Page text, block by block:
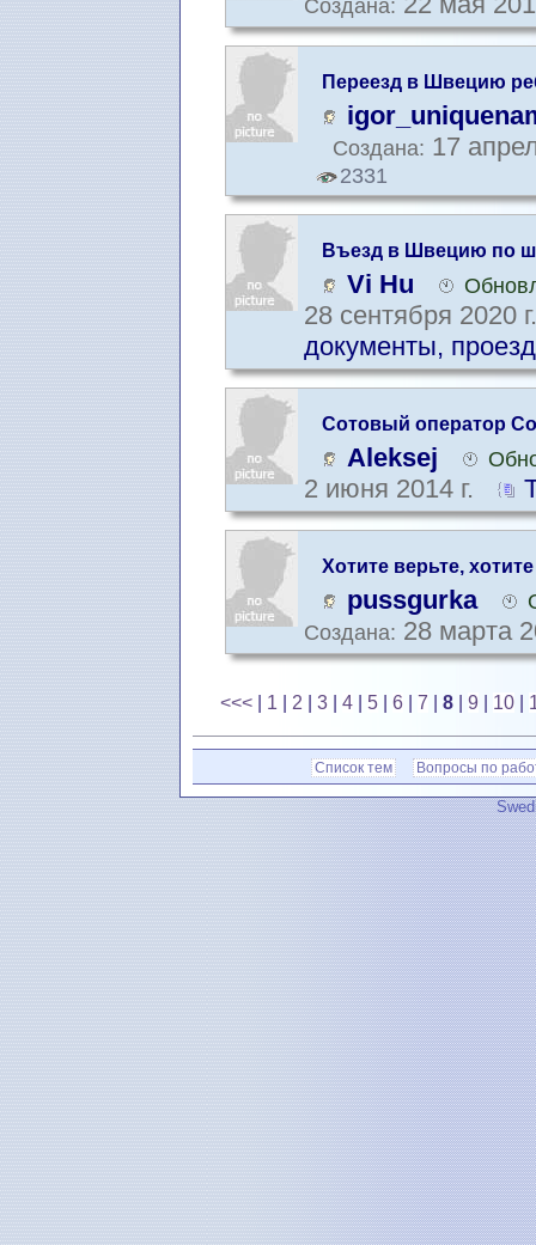
Создана:
Переезд в Швецию
дальше?
Создана: 17
2331
Въезд в Швецию по
Vi Hu
28 сентября 2020
документы,
Сотовый оператор
Aleksej
2 июня 2014 г.
Xотите верьте,
pussgurka
Создана: 28 марта
<<< 1 2 3 4 5 6 7 8 9 10
Список тем Вопросы по